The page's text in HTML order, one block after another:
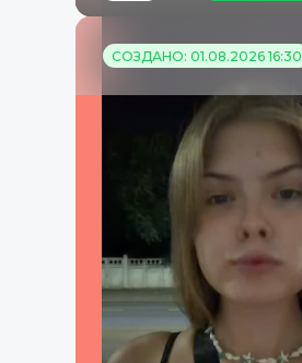
СОЗДАНО: 01.08.2026 16:30